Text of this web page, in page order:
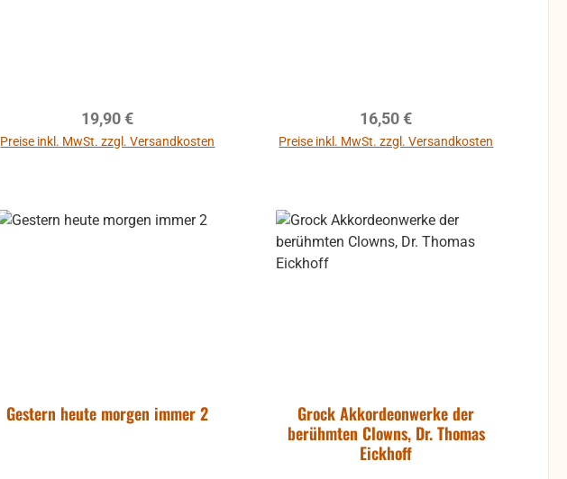
Regulärer Preis:
19,90 €
Preise inkl. MwSt. zzgl. Versandkosten
Regulärer Preis:
16,50 €
Preise inkl. MwSt. zzgl. Versandkosten
Gestern heute morgen immer 2
Grock Akkordeonwerke der
berühmten Clowns, Dr. Thomas
Eickhoff